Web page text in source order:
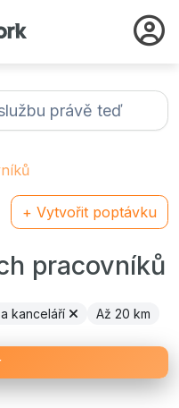
+ Vytvořit poptávku
pracovníků
kanceláří Až 20 km